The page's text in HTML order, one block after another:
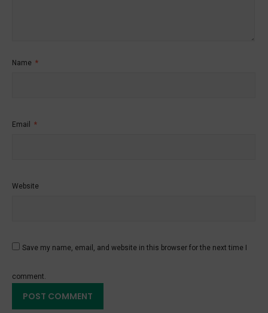
Name *
Email *
Website
Save my name, email, and website in this browser for the next time I
comment.